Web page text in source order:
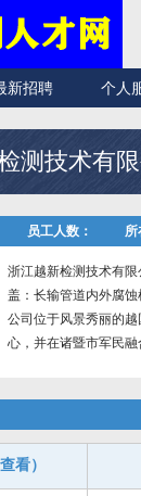
新招聘 个人
测技术有限
员工人数： 所
浙江越新检测技术有
盖：长输管道内外腐
公司位于风景秀丽的
心，并在诸暨市军民
看）